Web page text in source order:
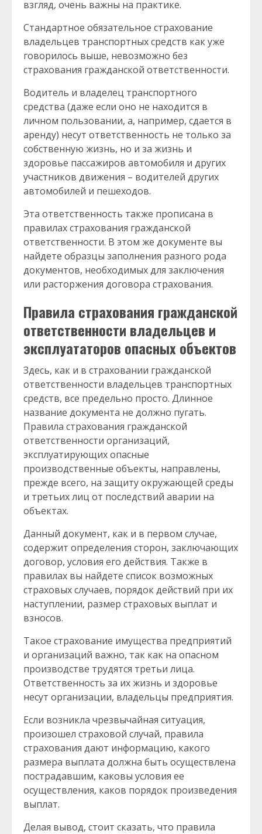
взгляд, очень важны на практике.
Стандартное обязательное страхование
владельцев транспортных средств как уже
говорилось выше, невозможно без
страхования гражданской ответственности.
Водитель и владелец транспортного
средства (даже если оно не находится в
личном пользовании, а, например, сдается в
аренду) несут ответственность не только за
собственную жизнь, но и за жизнь и
здоровье пассажиров автомобиля и других
участников движения – водителей других
автомобилей и пешеходов.
Эта ответственность также прописана в
правилах страхования гражданской
ответственности. В этом же документе вы
найдете образцы заполнения разного рода
документов, необходимых для заключения
или расторжения договора страхования.
Правила страхования гражданской
ответственности владельцев и
эксплуататоров опасных объектов
Здесь, как и в страховании гражданской
ответственности владельцев транспортных
средств, все предельно просто. Длинное
название документа не должно пугать.
Правила страхования гражданской
ответственности организаций,
эксплуатирующих опасные
производственные объекты, направлены,
прежде всего, на защиту окружающей среды
и третьих лиц от последствий аварии на
объектах.
Данный документ, как и в первом случае,
содержит определения сторон, заключающих
договор, условия его действия. Также в
правилах вы найдете список возможных
страховых случаев, порядок действий при их
наступлении, размер страховых выплат и
взносов.
Такое страхование имущества предприятий
и организаций важно, так как на опасном
производстве трудятся третьи лица.
Ответственность за их жизнь и здоровье
несут организации, владельцы предприятия.
Если возникла чрезвычайная ситуация,
произошел страховой случай, правила
страхования дают информацию, какого
размера выплата должна быть осуществлена
пострадавшим, каковы условия ее
осуществления, каков порядок произведения
выплат.
Делая вывод, стоит сказать, что правила